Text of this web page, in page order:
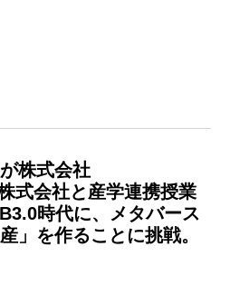
株式会社
式会社と産学連携授業
時代に、メタバース
」を作ることに挑戦。